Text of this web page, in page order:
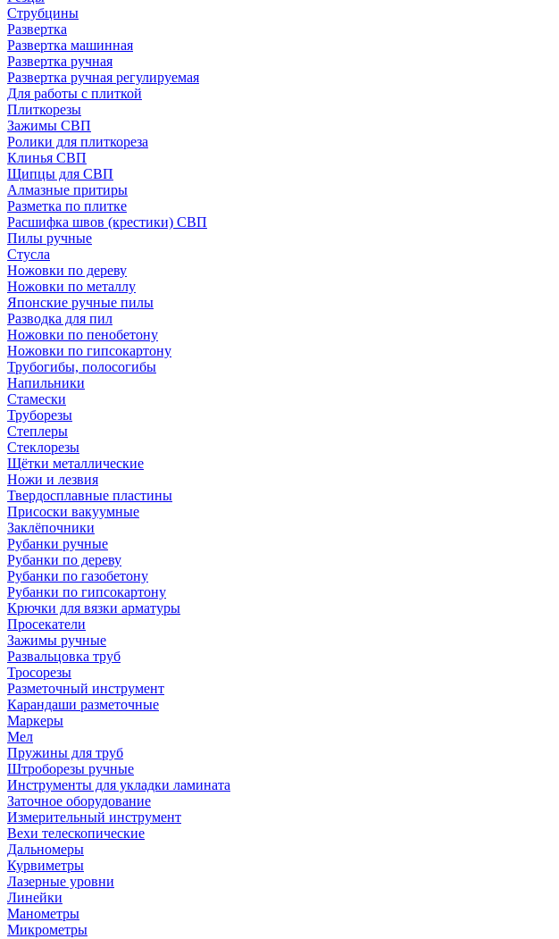
Струбцины
Развертка
Развертка машинная
Развертка ручная
Развертка ручная регулируемая
Для работы с плиткой
Плиткорезы
Зажимы СВП
Ролики для плиткореза
Клинья СВП
Щипцы для СВП
Алмазные притиры
Разметка по плитке
Расшифка швов (крестики) СВП
Пилы ручные
Стусла
Ножовки по дереву
Ножовки по металлу
Японские ручные пилы
Разводка для пил
Ножовки по пенобетону
Ножовки по гипсокартону
Трубогибы, полосогибы
Напильники
Стамески
Труборезы
Степлеры
Стеклорезы
Щётки металлические
Ножи и лезвия
Твердосплавные пластины
Присоски вакуумные
Заклёпочники
Рубанки ручные
Рубанки по дереву
Рубанки по газобетону
Рубанки по гипсокартону
Крючки для вязки арматуры
Просекатели
Зажимы ручные
Развальцовка труб
Тросорезы
Разметочный инструмент
Карандаши разметочные
Маркеры
Мел
Пружины для труб
Штроборезы ручные
Инструменты для укладки ламината
Заточное оборудование
Измерительный инструмент
Вехи телескопические
Дальномеры
Курвиметры
Лазерные уровни
Линейки
Манометры
Микрометры